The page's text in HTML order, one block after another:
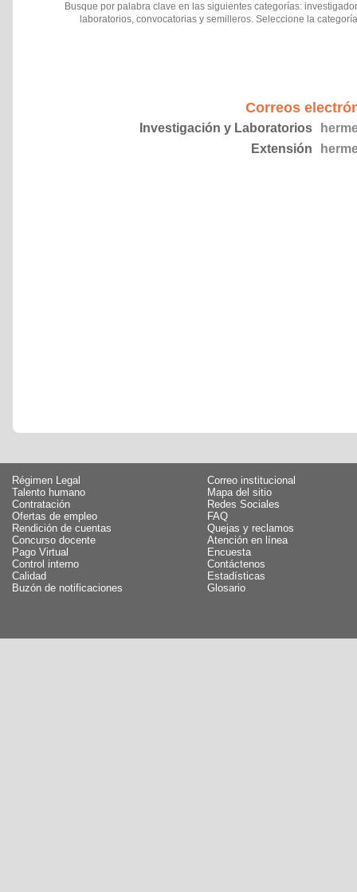
Busque por palabra clave en las siguientes categorías:
laboratorios, convocatorias y semilleros. Seleccione la
Correos
Investigación y Laboratorios
Extensión
Régimen Legal
Talento humano
Contratación
Ofertas de empleo
Rendición de cuentas
Concurso docente
Pago Virtual
Control interno
Calidad
Buzón de notificaciones
Correo institucional
Mapa del sitio
Redes Sociales
FAQ
Quejas y reclamos
Atención en línea
Encuesta
Contáctenos
Estadísticas
Glosario